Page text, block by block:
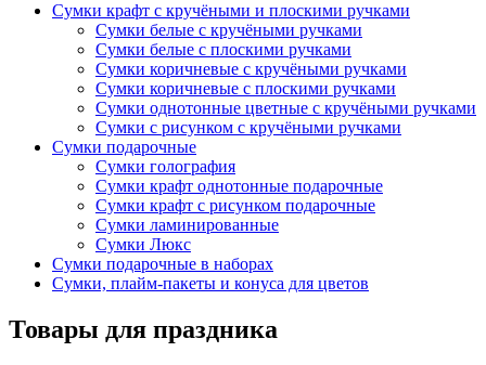
Сумки крафт с кручёными и плоскими ручками
Сумки белые с кручёными ручками
Сумки белые с плоскими ручками
Сумки коричневые с кручёными ручками
Сумки коричневые с плоскими ручками
Сумки однотонные цветные с кручёными ручками
Сумки с рисунком с кручёными ручками
Сумки подарочные
Сумки голография
Сумки крафт однотонные подарочные
Сумки крафт с рисунком подарочные
Сумки ламинированные
Сумки Люкс
Сумки подарочные в наборах
Сумки, плайм-пакеты и конуса для цветов
Товары для праздника